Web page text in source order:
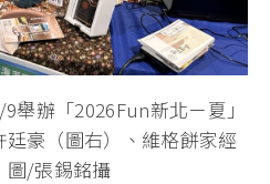
舉辦「2026Fun新北ㄧ夏」
豪（圖右）、維格餅家經
圖/張錫銘攝